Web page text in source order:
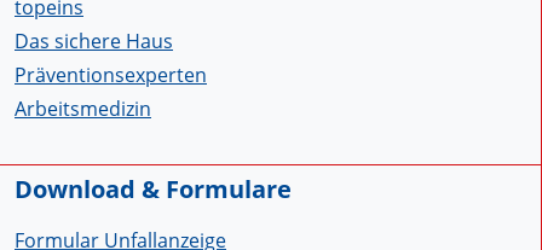
topeins
Das sichere Haus
Präventionsexperten
Arbeitsmedizin
Download & Formulare
Formular Unfallanzeige